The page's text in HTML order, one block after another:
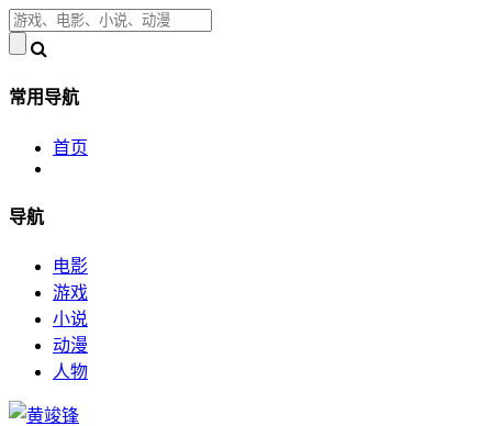
常用导航
首页
导航
电影
游戏
小说
动漫
人物